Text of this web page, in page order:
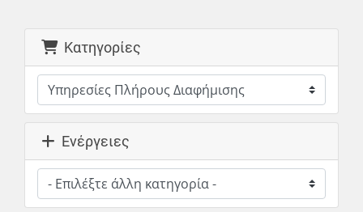
Κατηγορίες
Ενέργειες